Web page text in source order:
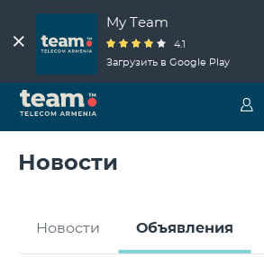
My Team
4.1
Загрузить в Google Play
Новости
Новости Объявления